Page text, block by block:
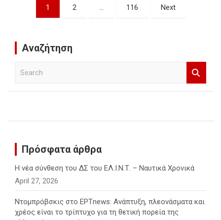
pagination
1 2 … 116 Next
Αναζήτηση
h
Πρόσφατα άρθρα
Η νέα σύνθεση του ΔΣ του ΕΛ.Ι.Ν.Τ. – Ναυτικά Χρονικά
April 27, 2026
Ντομπρόβσκις στο ΕΡΤnews: Ανάπτυξη, πλεονάσματα και
χρέος είναι το τρίπτυχο για τη θετική πορεία της